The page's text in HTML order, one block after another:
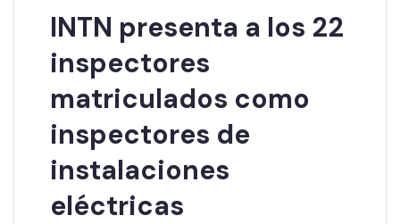
INTN presenta a los 22
inspectores
matriculados como
inspectores de
instalaciones
eléctricas